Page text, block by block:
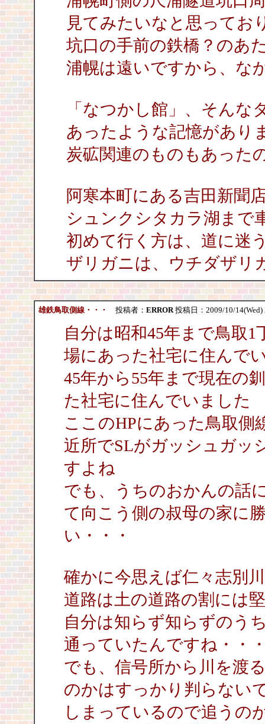
見てみたいなと思ってお
坑口の手前の鉄橋？のあ
浦幌は遠いですから、な
「なつかし館」、そん
あったような記憶があり
炭砿関連のものもあった
阿寒本町にある吉田新聞
シュンクシタカラ湖まで
初めて行く方は、道に迷
ザリガニは、ウチダザリ
雄鉄鳥取側線・・・ 投稿者： ERROR投稿日：2009/10/
自分は昭和45年まで鳥取
場にあった社宅に住んで
45年から55年まで現在の
た社宅に住んでいました
ここのHPにあった鳥取側
近所でSLがガッシュガッ
すよね
でも、うちのおかんの話
て向こう側の叔母の家に
い・・・
確かに今思えば仁々志別
道路は土の道路の割には
自分は知らず知らずのう
通っていたんですね・・
でも、信号所から川を渡
のかはすっかり判らない
しまっているので追うの